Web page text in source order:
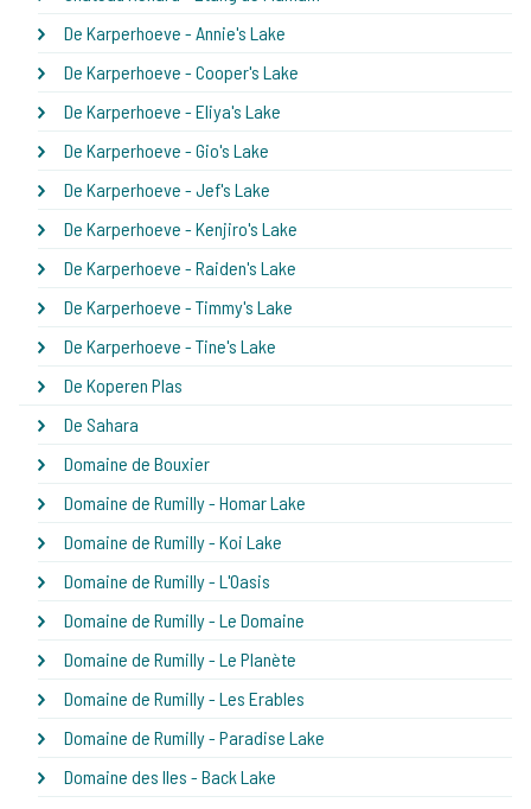
De Karperhoeve - Annie's Lake
De Karperhoeve - Cooper's Lake
De Karperhoeve - Eliya's Lake
De Karperhoeve - Gio's Lake
De Karperhoeve - Jef's Lake
De Karperhoeve - Kenjiro's Lake
De Karperhoeve - Raiden's Lake
De Karperhoeve - Timmy's Lake
De Karperhoeve - Tine's Lake
De Koperen Plas
De Sahara
Domaine de Bouxier
Domaine de Rumilly - Homar Lake
Domaine de Rumilly - Koi Lake
Domaine de Rumilly - L'Oasis
Domaine de Rumilly - Le Domaine
Domaine de Rumilly - Le Planète
Domaine de Rumilly - Les Erables
Domaine de Rumilly - Paradise Lake
Domaine des Iles - Back Lake